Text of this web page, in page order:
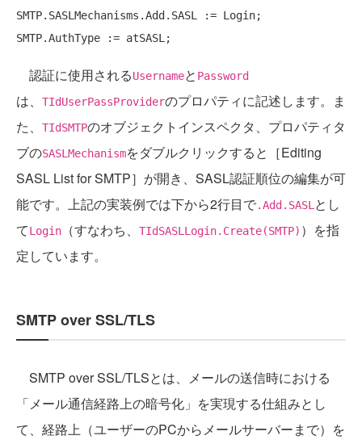
SMTP.SASLMechanisms.Add.SASL := Login;
認証に使用されるUsernameと Password
は、 TIdUserPassProviderのプロパティに記述します。ま
た、
TIdSMTPのオブジェクトインスペクタ、プロパティタ
ブのSASLMechanismをダブルクリックすると［Editing
SASL List for SMTP］が開き、SASL認証順位の編集が可
能です。上記の実装例では下から2行目で.Add.SASL とし
てLogin （すなわち、 TIdSASLLogin.Create(SMTP) ）を指
定しています。
SMTP over SSL/TLS
SMTP over SSL/TLSとは、メールの送信時における
「メール通信経路上の暗号化」を実現する仕組みとし
て、経路上（ユーザーのPCからメールサーバーまで）を